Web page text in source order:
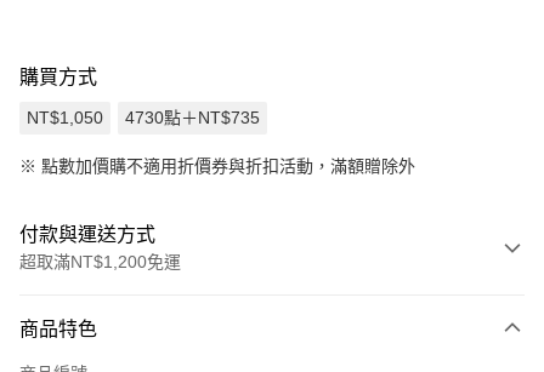
購買方式
NT$1,050 4730點＋NT$735
※ 點數加價購不適用折價券與折扣活動，滿額贈除外
付款與運送方式
超取滿NT$1,200免運
信用卡一次付款
商品特色